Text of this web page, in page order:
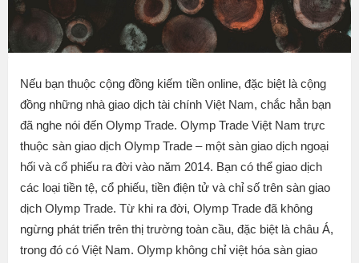
Nếu bạn thuộc cộng đồng kiếm tiền online, đặc biệt là cộng
đồng những nhà giao dịch tài chính Việt Nam, chắc hẳn bạn
đã nghe nói đến Olymp Trade. Olymp Trade Việt Nam trực
thuộc sàn giao dịch Olymp Trade – một sàn giao dịch ngoại
hối và cổ phiếu ra đời vào năm 2014. Bạn có thể giao dịch
các loại tiền tệ, cổ phiếu, tiền điện tử và chỉ số trên sàn giao
dịch Olymp Trade. Từ khi ra đời, Olymp Trade đã không
ngừng phát triển trên thị trường toàn cầu, đặc biệt là châu Á,
trong đó có Việt Nam. Olymp không chỉ việt hóa sàn giao